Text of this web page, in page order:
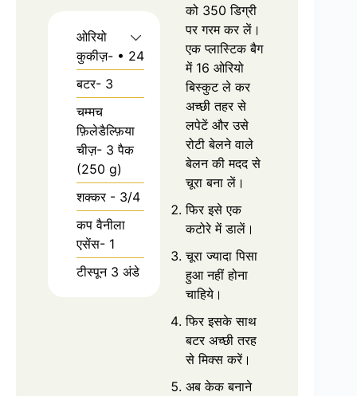
ओरियो
कुकीज़- • 24
बटर- 3
चम्‍मच
फ़िलेडैल्फ़िया
चीज़- 3 पैक
(250 g)
शक्‍कर - 3/4
कप वैनीला
एसेंस- 1
टीस्‍पून 3 अंडे
को 350 डिग्री
पर गरम कर लें।
एक प्‍लास्‍टिक बैग
में 16 ओरियो
बिस्‍कुट ले कर
अच्‍छी तहर से
लपेटें और उसे
रोटी बेलने वाले
बेलन की मदद से
चूरा बना लें।
फिर इसे एक
कटोरे में डालें।
चूरा ज्‍यादा पिसा
हुआ नहीं होना
चाहिये।
फिर इसके साथ
बटर अच्‍छी तरह
से मिक्‍स करें।
अब केक बनाने